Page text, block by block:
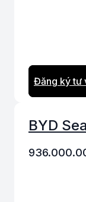
Đăng ký tư
BYD